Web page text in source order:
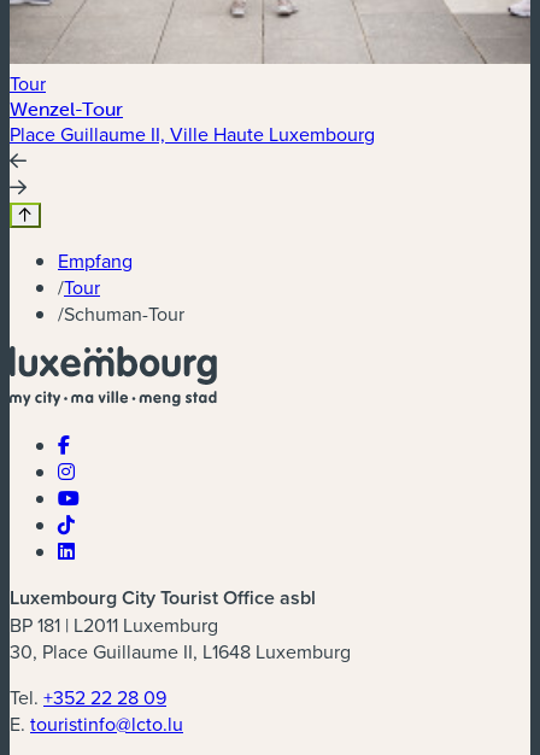
Tour
Wenzel-Tour
Place Guillaume II, Ville Haute Luxembourg
Empfang
/Tour
/Schuman-Tour
Luxembourg City Tourist Office asbl
BP 181 | L2011 Luxemburg
30, Place Guillaume II, L1648 Luxemburg
Tel. +352 22 28 09
E. touristinfo@lcto.lu